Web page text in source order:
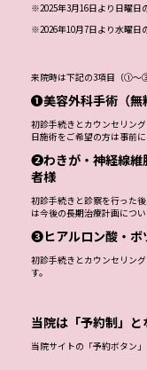
※2025年3月16日より日曜日
※2026年10月7日より水曜日
来院時は下記の3項目（①～
❶美容外科手術（無
初診手続きとカウンセリン
日施術をご希望の方は事前に
❷わきが・神経線維
者様
初診手続きと診察を行った
は今後の長期治療計画につ
❸ヒアルロン酸・ボ
初診手続きとカウンセリン
す。
当院は「予約制」と
当院サイトの「予約ボタン